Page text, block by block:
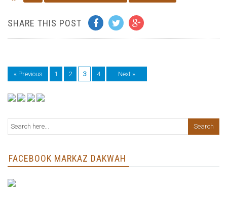
SHARE THIS POST
« Previous 1 2 3 4 Next »
FACEBOOK MARKAZ DAKWAH